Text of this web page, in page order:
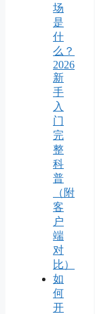
场
是
什
么？
2026
新
手
入
门
完
整
科
普
（附
客
户
端
对
比）
如
何
开